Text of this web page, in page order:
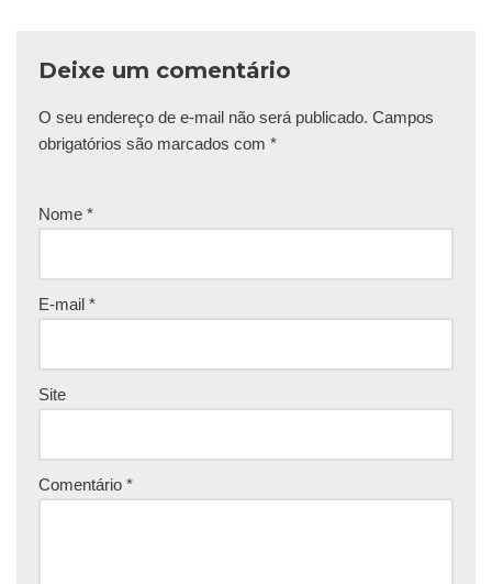
Deixe um comentário
O seu endereço de e-mail não será publicado. Campos
obrigatórios são marcados com *
Nome *
E-mail *
Site
Comentário *